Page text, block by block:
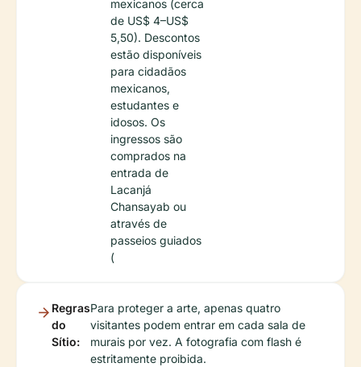
mexicanos (cerca
de US$ 4–US$
5,50). Descontos
estão disponíveis
para cidadãos
mexicanos,
estudantes e
idosos. Os
ingressos são
comprados na
entrada de
Lacanjá
Chansayab ou
através de
passeios guiados
(
Regras
do
Sítio:
Para proteger a arte, apenas quatro
visitantes podem entrar em cada sala de
murais por vez. A fotografia com flash é
estritamente proibida.